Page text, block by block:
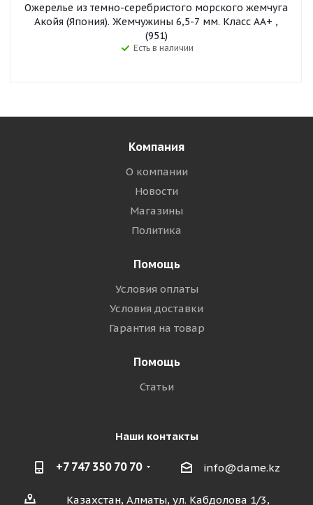
Ожерелье из темно-серебристого морского жемчуга
Акойя (Япония). Жемчужины 6,5-7 мм. Класс АА+ ,
(951)
Есть в наличии
Компания
О компании
Новости
Магазины
Политика
Помощь
Условия оплаты
Условия доставки
Гарантия на товар
Помощь
Статьи
Наши контакты
+7 747 350 70 70 info@dame.kz
Казахстан, Алматы, ул. Кабдолова 1/3,